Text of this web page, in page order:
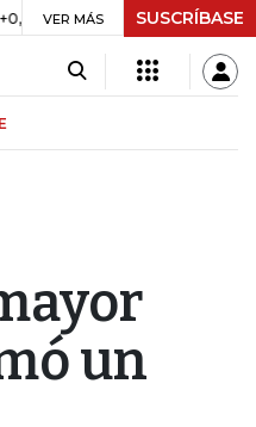
UVR $ 416,86 +$ 0,05 +0,01%
VER MÁS SUSCRÍBASE
un